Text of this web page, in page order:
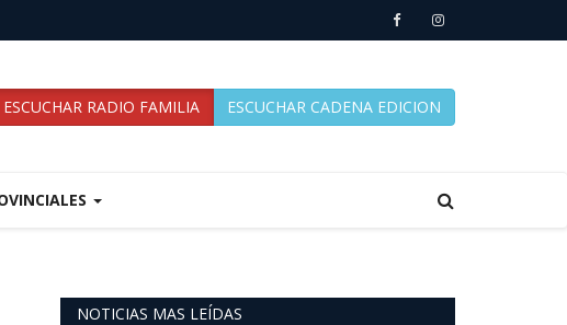
ESCUCHAR RADIO FAMILIA ESCUCHAR CADENA EDICION
NOTICIAS MAS LEÍDAS